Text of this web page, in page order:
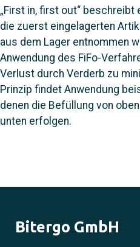
„First in, first out“ beschreibt
die zuerst eingelagerten
aus dem Lager entnommen
Anwendung des FiFo-
Verlust durch Verderb zu
Prinzip findet Anwendung
denen die Befüllung von
unten erfolgen.
Bitergo GmbH